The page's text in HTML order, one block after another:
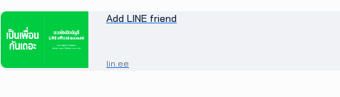
Add LINE friend
lin.ee